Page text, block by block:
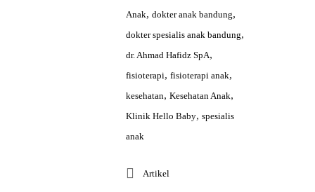
Anak, dokter anak bandung,
dokter spesialis anak bandung,
dr. Ahmad Hafidz SpA,
fisioterapi, fisioterapi anak,
kesehatan, Kesehatan Anak,
Klinik Hello Baby, spesialis
anak
Artikel